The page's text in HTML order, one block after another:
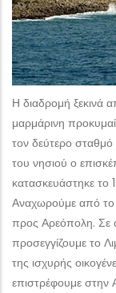
Η διαδρομή ξεκινά
μαρμάρινη
τον δεύτερο
του νησιού ο
κατασκευάστηκε το
Αναχωρούμε από το
προς Αρεόπολη. Σε
προσεγγίζουμε το
της ισχυρής
επιστρέφουμε στην